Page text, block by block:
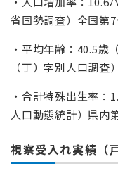
省国勢調査）全国第
・平均年齢：40.5歳
（丁）字別人口調
・合計特殊出生率：
人口動態統計）県内
視察受入れ実績（